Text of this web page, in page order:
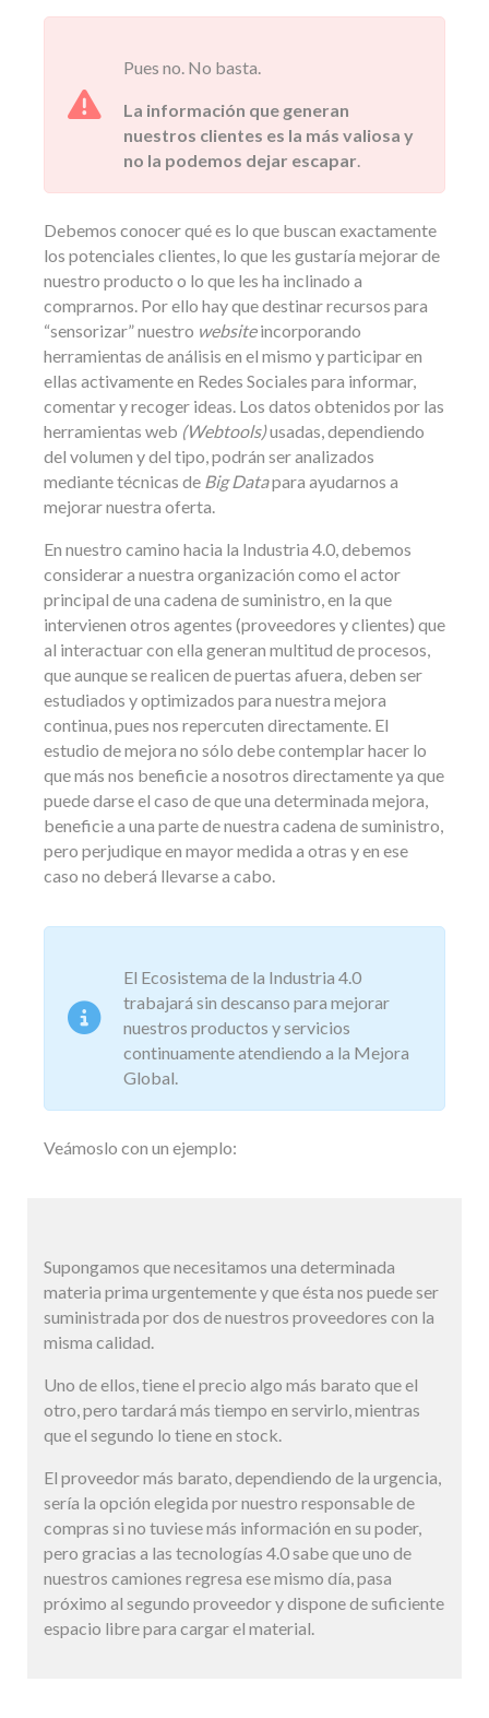
Pues no. No basta.
La información que generan
nuestros clientes es la más valiosa y
no la podemos dejar escapar
Debemos conocer qué es lo que buscan exactamente
los potenciales clientes, lo que les gustaría mejorar de
nuestro producto o lo que les ha inclinado a
comprarnos. Por ello hay que destinar recursos para
“sensorizar” nuestro websiteincorporando
herramientas de análisis en el mismo y participar en
ellas activamente en Redes Sociales para informar,
comentar y recoger ideas. Los datos obtenidos por las
herramientas web (Webtools)usadas, dependiendo
del volumen y del tipo, podrán ser analizados
mediante técnicas de Big Datapara ayudarnos a
mejorar nuestra oferta.
En nuestro camino hacia la Industria 4.0, debemos
considerar a nuestra organización como el actor
principal de una cadena de suministro, en la que
intervienen otros agentes (proveedores y clientes) que
al interactuar con ella generan multitud de procesos,
que aunque se realicen de puertas afuera, deben ser
estudiados y optimizados para nuestra mejora
continua, pues nos repercuten directamente. El
estudio de mejora no sólo debe contemplar hacer lo
que más nos beneficie a nosotros directamente ya que
puede darse el caso de que una determinada mejora,
beneficie a una parte de nuestra cadena de suministro,
pero perjudique en mayor medida a otras y en ese
caso no deberá llevarse a cabo.
El Ecosistema de la Industria 4.0
trabajará sin descanso para mejorar
nuestros productos y servicios
continuamente atendiendo a la Mejora
Global.
Veámoslo con un ejemplo:
Supongamos que necesitamos una determinada
materia prima urgentemente y que ésta nos puede ser
suministrada por dos de nuestros proveedores con la
misma calidad.
Uno de ellos, tiene el precio algo más barato que el
otro, pero tardará más tiempo en servirlo, mientras
que el segundo lo tiene en stock.
El proveedor más barato, dependiendo de la urgencia,
sería la opción elegida por nuestro responsable de
compras si no tuviese más información en su poder,
pero gracias a las tecnologías 4.0 sabe que uno de
nuestros camiones regresa ese mismo día, pasa
próximo al segundo proveedor y dispone de suficiente
espacio libre para cargar el material.